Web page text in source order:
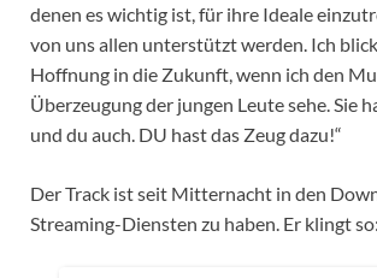
denen es wichtig ist, für ihre Ideale
von uns allen unterstützt werden. Ich
Hoffnung in die Zukunft, wenn ich den
Überzeugung der jungen Leute sehe. Sie
und du auch. DU hast das Zeug dazu!“
Der Track ist seit Mitternacht in den
Streaming-Diensten zu haben. Er klingt so: